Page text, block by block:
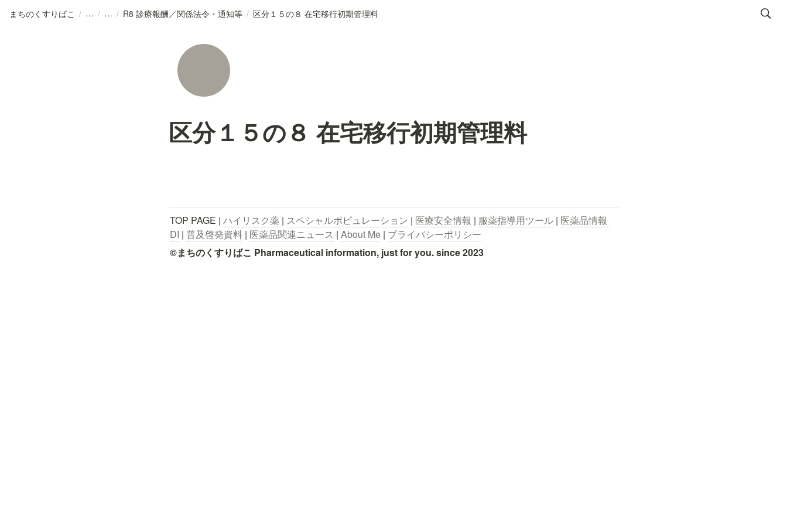
まちのくすりばこ / / / R8 診療報酬／関係法令・通知等 / 区分１５の８ 在宅移行初期管理料
区分１５の８ 在宅移行初期管理料
TOP PAGE | ハイリスク薬 | スペシャルポピュレーション | 医療安全情報 | 服薬指導用ツール | 医薬品情報
DI | 普及啓発資料 | 医薬品関連ニュース | About Me | プライバシーポリシー
©まちのくすりばこ Pharmaceutical information, just for you. since 2023